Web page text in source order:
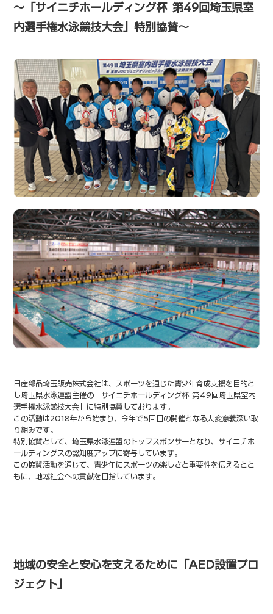
～「サイニチホールディング杯 第49回埼玉県室
内選手権水泳競技大会」特別協賛～
日産部品埼玉販売株式会社は、スポーツを通じた青少年育成支援を目的と
し埼玉県水泳連盟主催の「サイニチホールディング杯 第49回埼玉県室内
選手権水泳競技大会」に特別協賛しております。
この活動は2018年から始まり、今年で5回目の開催となる大変意義深い取
り組みです。
特別協賛として、埼玉県水泳連盟のトップスポンサーとなり、 サイニチホ
ールディングスの認知度アップに寄与しています。
この協賛活動を通じて、青少年にスポーツの楽しさと重要性を伝えるとと
もに、 地域社会への貢献を目指しています。
地域の安全と安心を支えるために「AED設置プロ
ジェクト」